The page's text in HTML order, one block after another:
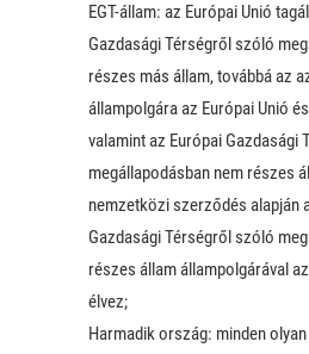
EGT-állam: az Európai Unió
Gazdasági Térségről szóló
részes más állam, továbbá az
állampolgára az Európai Unió
valamint az Európai Gazdasági
megállapodásban nem részes
nemzetközi szerződés alapján
Gazdasági Térségről szóló
részes állam állampolgárával
élvez;
Harmadik ország: minden